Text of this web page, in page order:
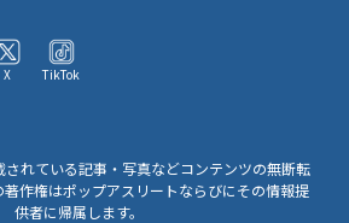
X TikTok
れている記事・写真などコンテンツの無断転
作権はポップアスリートならびにその情報提
供者に帰属します。